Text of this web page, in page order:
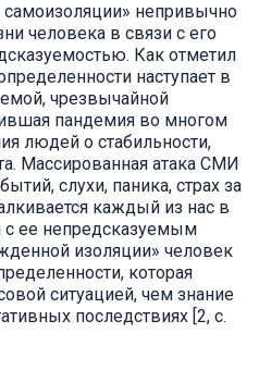
непривычно
человека в связи с его
Как отметил
наступает в
чрезвычайной
пандемия во многом
людей о стабильности,
Массированная атака СМИ
слухи, паника, страх за
каждый из нас в
с ее непредсказуемым
изоляции» человек
которая
ситуацией, чем знание
последствиях [2, с.